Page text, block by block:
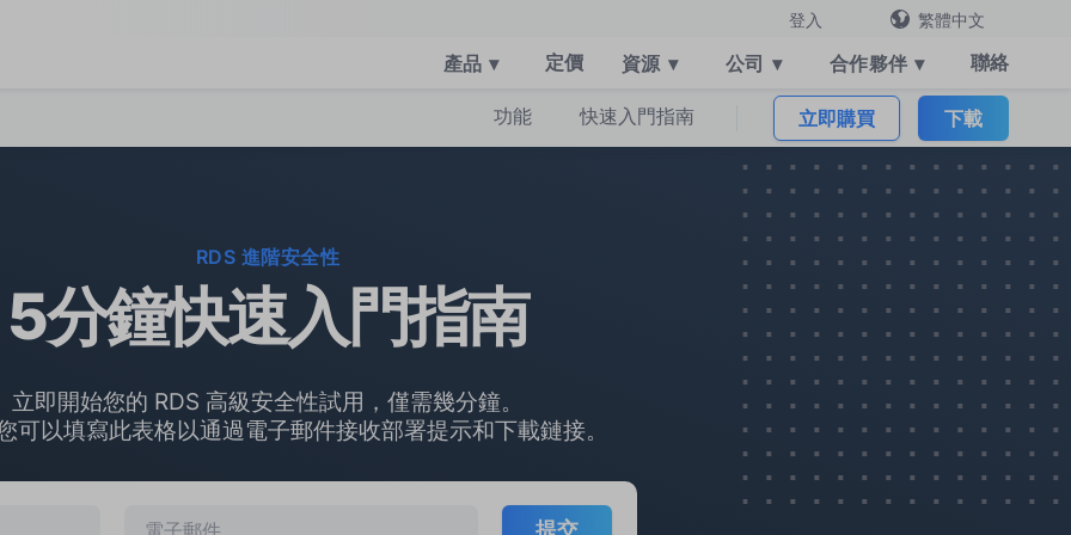
登入 繁體中文
產品 ▾ 定價 資源 ▾ 公司 ▾ 合作夥伴 ▾ 聯絡
功能 快速入門指南 立即購買 下載
RDS 進階安全性
5分鐘快速入門指南
立即開始您的 RDS 高級安全性試用，僅需幾分鐘。
可以填寫此表格以通過電子郵件接收部署提示和下載鏈接。